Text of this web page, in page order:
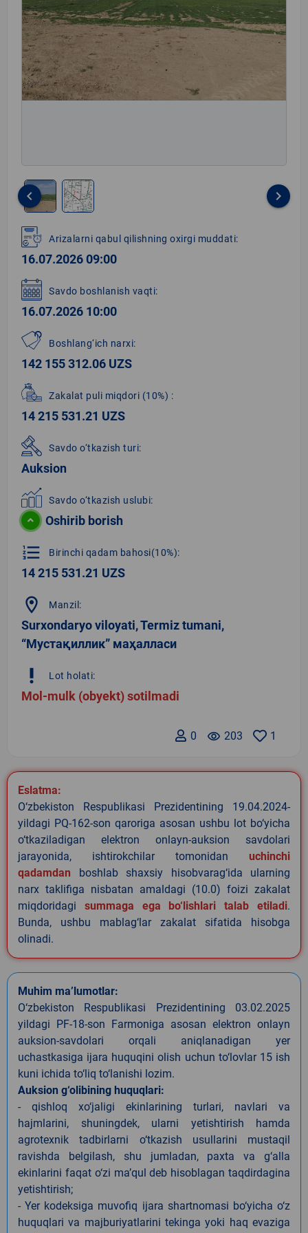
1
of
2
keyboard_arrow_left keyboard_arrow_right
Arizalarni qabul qilishning oxirgi muddati:
16.07.2026 09:00
Savdo boshlanish vaqti:
16.07.2026 10:00
Boshlang‘ich narxi:
142 155 312.06 UZS
Zakalat puli miqdori (10%) :
14 215 531.21 UZS
Savdo o‘tkazish turi:
Auksion
Savdo o‘tkazish uslubi:
Oshirib borish
format_list_numbered Birinchi qadam bahosi(10%):
14 215 531.21 UZS
location_on Manzil:
Surxondaryo viloyati, Termiz tumani,
“Мустақиллик” маҳалласи
priority_high Lot holati:
Mol-mulk (obyekt) sotilmadi
1
remove_red_eye 203
0
Eslatma:
O‘zbekiston Respublikasi Prezidentining 19.04.2024-
yildagi PQ-162-son qaroriga asosan ushbu lot bo‘yicha
o‘tkaziladigan elektron onlayn-auksion savdolari
jarayonida, ishtirokchilar tomonidan uchinchi
qadamdan boshlab shaxsiy hisobvarag‘ida ularning
narx taklifiga nisbatan amaldagi (10.0) foizi zakalat
miqdoridagi summaga ega bo‘lishlari talab etiladi.
Bunda, ushbu mablag‘lar zakalat sifatida hisobga
olinadi.
Muhim ma’lumotlar:
O‘zbekiston Respublikasi Prezidentining 03.02.2025
yildagi PF-18-son Farmoniga asosan elektron onlayn
auksion-savdolari orqali aniqlanadigan yer
uchastkasiga ijara huquqini olish uchun to‘lovlar 15 ish
kuni ichida to‘liq to‘lanishi lozim.
Auksion g‘olibining huquqlari:
- qishloq xo‘jaligi ekinlarining turlari, navlari va
hajmlarini, shuningdek, ularni yetishtirish hamda
agrotexnik tadbirlarni o‘tkazish usullarini mustaqil
ravishda belgilash, shu jumladan, paxta va g‘alla
ekinlarini faqat o‘zi ma’qul deb hisoblagan taqdirdagina
yetishtirish;
- Yer kodeksiga muvofiq ijara shartnomasi bo‘yicha o‘z
huquqlari va majburiyatlarini tekinga yoki haq evaziga